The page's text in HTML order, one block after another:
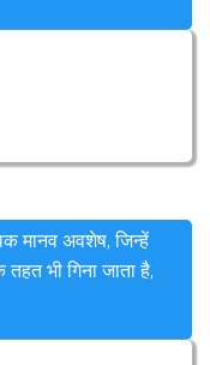
मानव अवशेष, जिन्हें
भी गिना जाता है,